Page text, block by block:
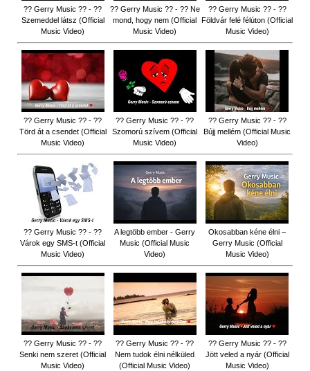
?? Gerry Music ?? - ??
Szemeddel látsz (Official
Music Video)
?? Gerry Music ?? - ?? Ne
mond, hogy nem (Official
Music Video)
?? Gerry Music ?? - ??
Földvár felé félúton (Official
Music Video)
?? Gerry Music ?? - ??
Törd át a csendet (Official
Music Video)
?? Gerry Music ?? - ??
Szomorú szívem (Official
Music Video)
?? Gerry Music ?? - ??
Bújj mellém (Official Music
Video)
?? Gerry Music ?? - ??
Várok egy SMS-t (Official
Music Video)
A legtöbb ember - Gerry
Music (Official Music
Video)
Okosabban kéne élni –
Gerry Music (Official
Music Video)
?? Gerry Music ?? - ??
Senki nem szeret (Official
Music Video)
?? Gerry Music ?? - ??
Nem tudok élni nélküled
(Official Music Video)
?? Gerry Music ?? - ??
Jött veled a nyár (Official
Music Video)